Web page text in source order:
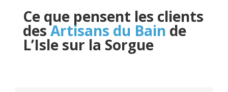
Ce que pensent les clients
desArtisans du Bain de
L’Isle sur la Sorgue